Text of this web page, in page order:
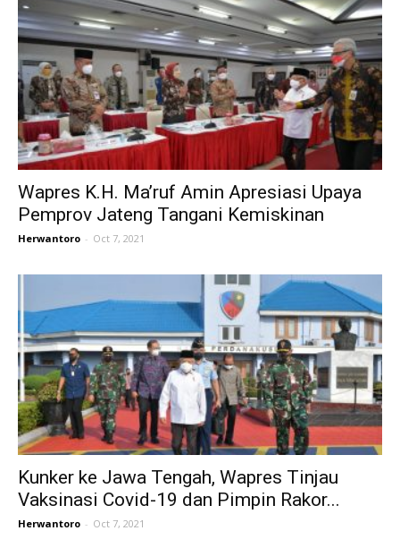
Wapres K.H. Ma’ruf Amin Apresiasi Upaya
Pemprov Jateng Tangani Kemiskinan
Herwantoro - Oct 7, 2021
Kunker ke Jawa Tengah, Wapres Tinjau
Vaksinasi Covid-19 dan Pimpin Rakor...
Herwantoro - Oct 7, 2021